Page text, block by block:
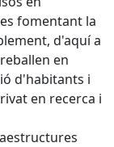
fomentant la
d'aquí a
en
d'habitants i
en recerca i